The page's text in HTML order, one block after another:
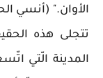
الأوان." (أنسي
تتجلى هذه
المدينة الّتي